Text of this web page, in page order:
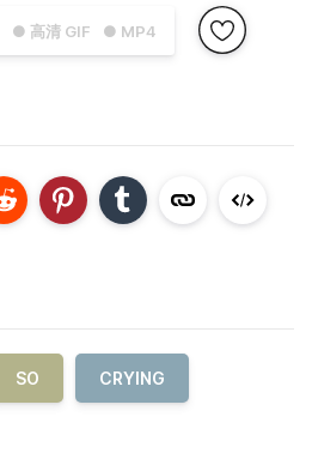
● 高清 GIF ● MP4
SO CRYING